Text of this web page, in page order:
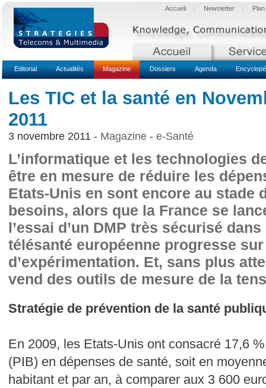
Accueil Newsletter
Editorial Actualités Magazine Dossiers Agenda
Les TIC et la santé en
2011
3 novembre 2011 - Magazine- e-Santé
L’informatique et les technologies
être en mesure de réduire les
Etats-Unis en sont encore au stade
besoins, alors que la France se
l’essai d’un DMP très sécurisé
télésanté européenne progresse
d’expérimentation. Et, sans plus
vend des outils de mesure de la
Stratégie de prévention de la santé
En 2009, les Etats-Unis ont consacré 17,6
(PIB) en dépenses de santé, soit en
habitant et par an, à comparer aux 3 600